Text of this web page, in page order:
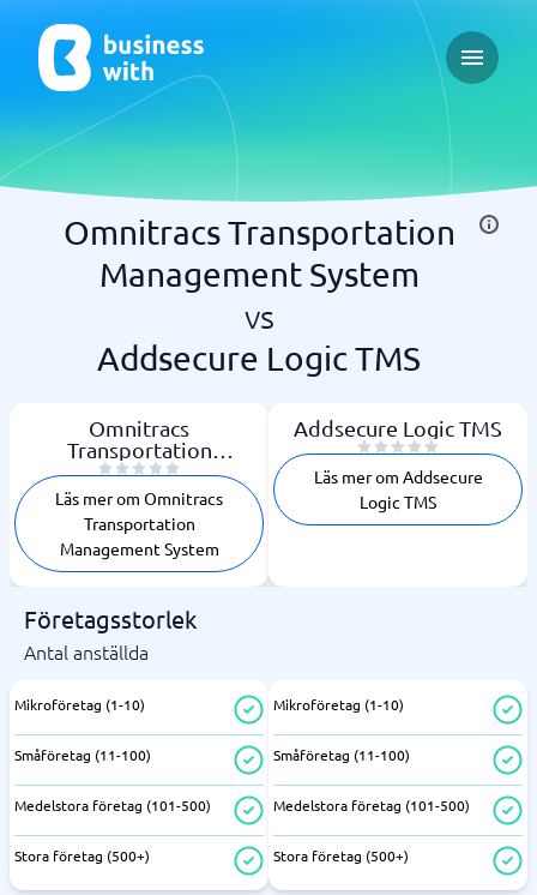
Open
Omnitracs Transportation
Management System
vs
Addsecure Logic TMS
Omnitracs
Transportation
Management System
Läs mer om Omnitracs
Transportation
Management System
Addsecure Logic TMS
Läs mer om Addsecure
Logic TMS
Företagsstorlek
Antal anställda
Mikroföretag (1-10)
Småföretag (11-100)
Medelstora företag (101-500)
Stora företag (500+)
Mikroföretag (1-10)
Småföretag (11-100)
Medelstora företag (101-500)
Stora företag (500+)